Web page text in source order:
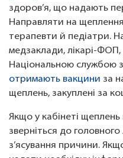
здоров’я, що надають
Направляти на щеплення
терапевти й педіатри.
медзаклади, лікарі-ФОП,
Національною службою
отримають вакцини за
щеплень, закуплені за
Якщо у кабінеті
зверніться до
з’ясування причини.